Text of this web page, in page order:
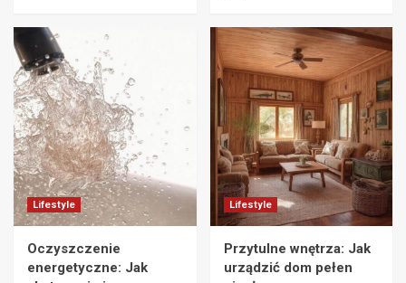
1
Dom i ogród
Tajemnice mrocznych miejsc: Co kryją w
sobie nieodkryte zakamarki?
2
Lifestyle
Fantomy – Czy Naprawdę Istnieją?
Przekonaj się, Co Mówią Fakty!
Lifestyle
Oczyszczenie energetyczne: Jak
skutecznie je przeprowadzić i poczuć
Lifestyle
Oczyszczenie
energetyczne: Jak
Lifestyle
Przytulne wnętrza: Jak
urządzić dom pełen